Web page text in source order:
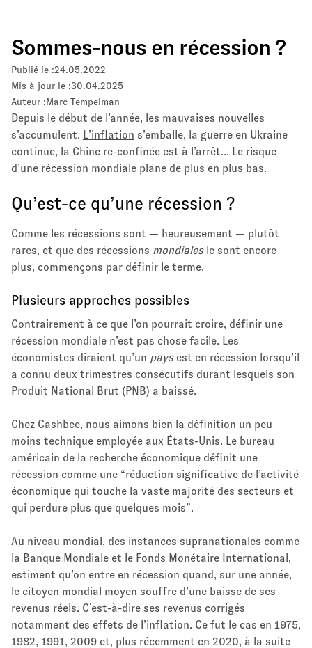
Sommes-nous en récession ?
Publié le :24.05.2022
Mis à jour le :30.04.2025
Auteur :Marc Tempelman
Depuis le début de l’année, les mauvaises nouvelles
s’accumulent. L’inflation s’emballe, la guerre en Ukraine
continue, la Chine re-confinée est à l’arrêt... Le risque
d’une récession mondiale plane de plus en plus bas.
Qu’est-ce qu’une récession ?
Comme les récessions sont — heureusement — plutôt
rares, et que des récessions mondialesle sont encore
plus, commençons par définir le terme.
Plusieurs approches possibles
Contrairement à ce que l’on pourrait croire, définir une
récession mondiale n’est pas chose facile. Les
économistes diraient qu’un paysest en récession lorsqu’il
a connu deux trimestres consécutifs durant lesquels son
Produit National Brut (PNB) a baissé.
Chez Cashbee, nous aimons bien la définition un peu
moins technique employée aux États-Unis. Le bureau
américain de la recherche économique définit une
récession comme une “réduction significative de l’activité
économique qui touche la vaste majorité des secteurs et
qui perdure plus que quelques mois”.
Au niveau mondial, des instances supranationales comme
la Banque Mondiale et le Fonds Monétaire International,
estiment qu’on entre en récession quand, sur une année,
le citoyen mondial moyen souffre d’une baisse de ses
revenus réels. C’est-à-dire ses revenus corrigés
notamment des effets de l’inflation. Ce fut le cas en 1975,
1982, 1991, 2009 et, plus récemment en 2020, à la suite